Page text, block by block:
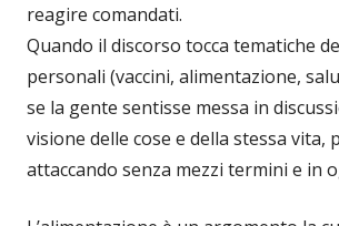
reagire comandati.
Quando il discorso tocca tematiche
personali (vaccini, alimentazione,
se la gente sentisse messa in
visione delle cose e della stessa vita,
attaccando senza mezzi termini e in